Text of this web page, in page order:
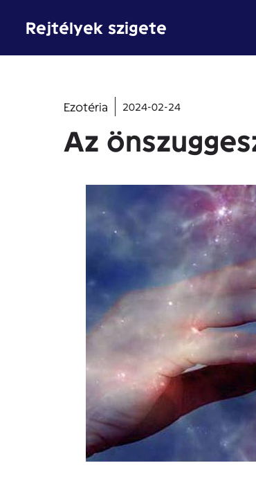
Rejtélyek szigete
Ezotéria 2024-02-24
Az